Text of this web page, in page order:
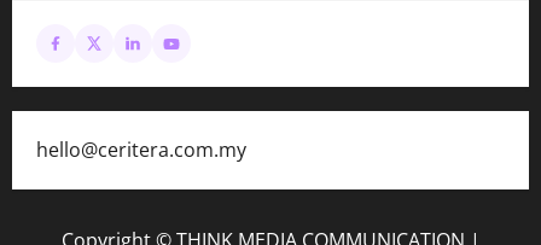
hello@ceritera.com.my